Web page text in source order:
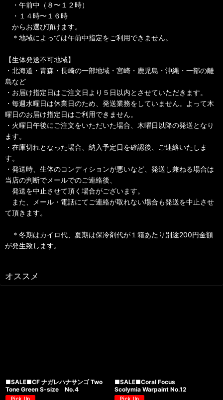
・午前中（８〜１２時）
・１４時〜１６時
からお選び頂けます。
＊地域によっては午前中指定をご利用できません。
【生体発送不可地域】
・北海道・青森・長崎の一部地域・宮崎・鹿児島・沖縄・一部の離
島など
・お届け指定日はご注文日より５日以内とさせていただきます。
・毎週水曜日は休業日のため、発送業務をしていません。よって木
曜日のお届け指定日はご利用できません。
・火曜日午後にご注文をいただいた場合、木曜日以降の発送となり
ます。
・在庫切れとなった場合、納入予定日を確認後、ご連絡いたしま
す。
・発送時、生体のコンディションが悪いなど、発送し兼ねる場合は
当店の判断でメールでのご連絡後、
発送を中止させて頂く場合がございます。
また、メール・電話にてご連絡が取れない場合も発送を中止させ
て頂きます。
＊冬期はカイロ代、夏期は保冷剤代が１箱あたり別途200円金額
が発生致します。
オススメ
■SALE■CF ナガレハナサンゴ Two
Tone Green S-size No.4
■SALE■Coral Focus
Scolymia Warpaint No.12